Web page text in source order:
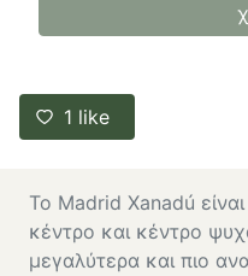
1 like
Το Madrid Xanadú
κέντρο και κέντρο
μεγαλύτερα και πιο